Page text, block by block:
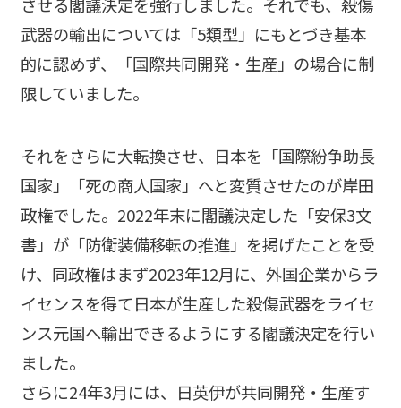
武器の輸出については「5類型」にもとづき基本
的に認めず、「国際共同開発・生産」の場合に制
限していました。
それをさらに大転換させ、日本を「国際紛争助長
国家」「死の商人国家」へと変質させたのが岸田
政権でした。2022年末に閣議決定した「安保3文
書」が「防衛装備移転の推進」を掲げたことを受
け、同政権はまず2023年12月に、外国企業からラ
イセンスを得て日本が生産した殺傷武器をライセ
ンス元国へ輸出できるようにする閣議決定を行い
ました。
さらに24年3月には、日英伊が共同開発・生産す